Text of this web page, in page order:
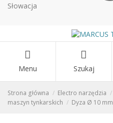
Słowacja
Menu Szukaj
Strona główna Electro narzędzia
maszyn tynkarskich
Dyza Ø 10 mm